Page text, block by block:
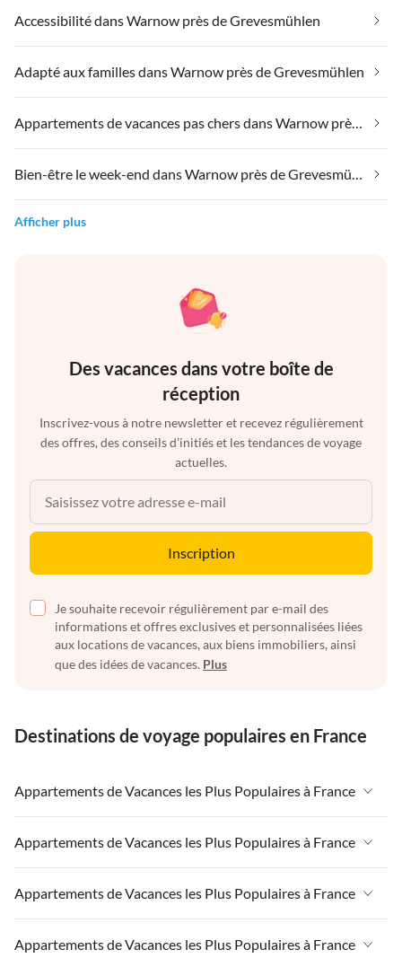
Accessibilité dans Warnow près de Grevesmühlen
Adapté aux familles dans Warnow près de Grevesmühlen
Appartements de vacances pas chers dans Warnow près de Grevesmühlen
Bien-être le week-end dans Warnow près de Grevesmühlen
Afficher plus
Des vacances dans votre boîte de
réception
Inscrivez-vous à notre newsletter et recevez régulièrement
des offres, des conseils d'initiés et les tendances de voyage
actuelles.
Inscription
Je souhaite recevoir régulièrement par e-mail des
informations et offres exclusives et personnalisées liées
aux locations de vacances, aux biens immobiliers, ainsi
que des idées de vacances. Plus
Destinations de voyage populaires en France
Appartements de Vacances les Plus Populaires à France
Appartements de Vacances à France
Appartements de Vacances à Paris-Ile de France
Appartements de Vacances à Paris
Appartements de Vacances les Plus Populaires à France
Appartements de Vacances à France
Appartements de Vacances à Paris-Ile de France
Appartements de Vacances à Paris
Appartements de Vacances les Plus Populaires à France
Appartements de Vacances à France
Appartements de Vacances les Plus Populaires à France